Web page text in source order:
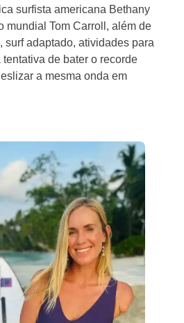
surfista americana Bethany
mundial Tom Carroll, além de
surf adaptado, atividades para
de bater o recorde
a mesma onda em